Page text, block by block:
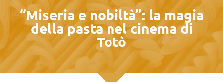
“Miseria e nobiltà”: la magia
della pasta nel cinema di
Totò